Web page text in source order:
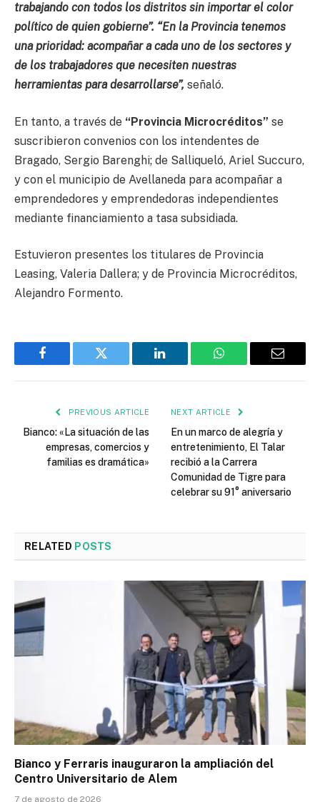
trabajando con todos los distritos sin importar el color
político de quien gobierne”. “En la Provincia tenemos
una prioridad: acompañar a cada uno de los sectores y
de los trabajadores que necesiten nuestras
herramientas para desarrollarse”, señaló.
En tanto, a través de “Provincia Microcréditos” se
suscribieron convenios con los intendentes de
Bragado, Sergio Barenghi; de Salliqueló, Ariel Succuro,
y con el municipio de Avellaneda para acompañar a
emprendedores y emprendedoras independientes
mediante financiamiento a tasa subsidiada.
Estuvieron presentes los titulares de Provincia
Leasing, Valeria Dallera; y de Provincia Microcréditos,
Alejandro Formento.
Facebook Twitter LinkedIn WhatsApp Email
PREVIOUS ARTICLE
Bianco: «La situación de las
empresas, comercios y
familias es dramática»
NEXT ARTICLE
En un marco de alegría y
entretenimiento, El Talar
recibió a la Carrera
Comunidad de Tigre para
celebrar su 91° aniversario
RELATED POSTS
Bianco y Ferraris inauguraron la ampliación del
Centro Universitario de Alem
7 de agosto de 2026